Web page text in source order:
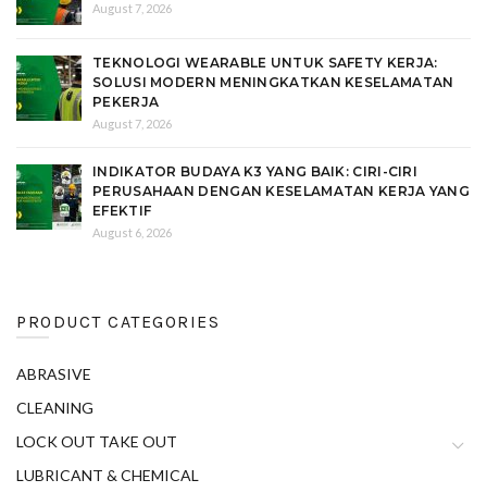
August 7, 2026
TEKNOLOGI WEARABLE UNTUK SAFETY KERJA:
SOLUSI MODERN MENINGKATKAN KESELAMATAN
PEKERJA
August 7, 2026
INDIKATOR BUDAYA K3 YANG BAIK: CIRI-CIRI
PERUSAHAAN DENGAN KESELAMATAN KERJA YANG
EFEKTIF
August 6, 2026
PRODUCT CATEGORIES
ABRASIVE
CLEANING
LOCK OUT TAKE OUT
LUBRICANT & CHEMICAL